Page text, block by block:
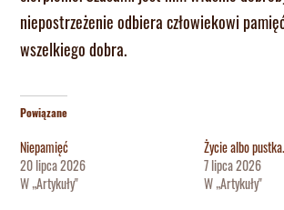
niepostrzeżenie odbiera człowiekowi
wszelkiego dobra.
Powiązane
Niepamięć
20 lipca 2026
W „Artykuły"
Życie albo pustka.
7 lipca 2026
W „Artykuły"